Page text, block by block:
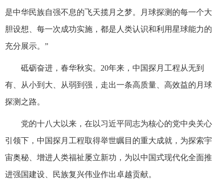
是中华民族自强不息的飞天揽月之梦。月球探测的每一个大
胆设想、每一次成功实施，都是人类认识和利用星球能力的
充分展示。”
砥砺奋进，春华秋实。20年来，中国探月工程从无到
有、从小到大、从弱到强，走出一条高质量、高效益的月球
探测之路。
党的十八大以来，在以习近平同志为核心的党中央关心
引领下，中国探月工程取得举世瞩目的重大成就，为探索宇
宙奥秘、增进人类福祉屡立新功，为以中国式现代化全面推
进强国建设、民族复兴伟业作出卓越贡献。